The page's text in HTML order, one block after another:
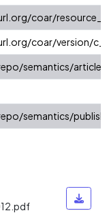
coar/
coar/version/
semantics/article
semantics/